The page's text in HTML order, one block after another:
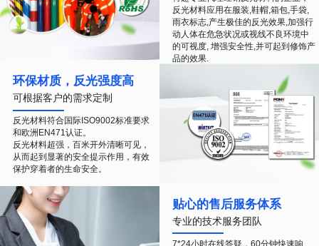
反光材料应用在服装,鞋帽,箱包,手袋,
雨衣标志,产生极佳的反光效果,加强行
动人体在危急状况或视线不良环境中
的可视度, 增强安全性,并可起到修饰产
品的效果.
环保材质，反光强度高
可根据客户的需求定制
反光材料符合国际ISO9002标准要求
和欧洲EN471认证。
反光材料超强，百米开外清晰可见，
从而起到显著的安全提示作用，有效
保护穿着者的生命安全。
贴心的售后服务体系
专业的技术服务团队
7*24小时在线答疑，60分钟快速响